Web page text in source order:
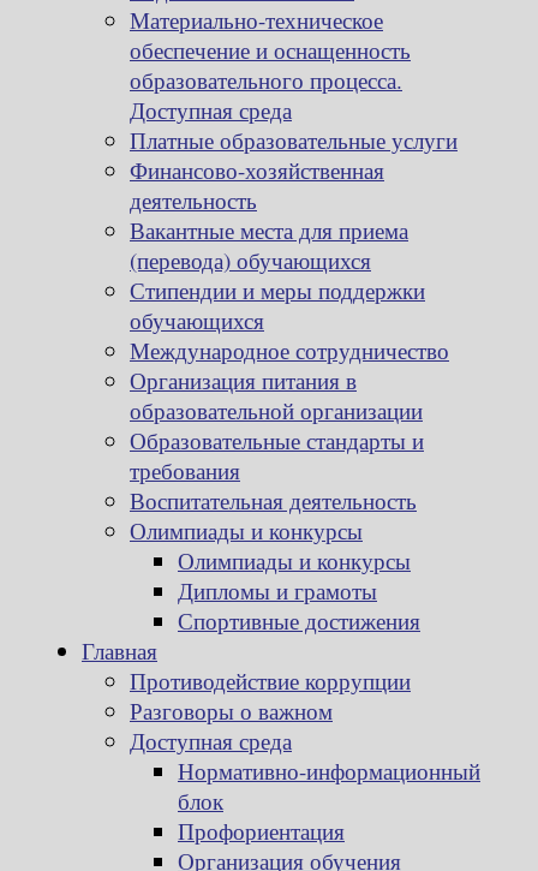
Материально-техническое
обеспечение и оснащенность
образовательного процесса.
Доступная среда
Платные образовательные услуги
Финансово-хозяйственная
деятельность
Вакантные места для приема
(перевода) обучающихся
Стипендии и меры поддержки
обучающихся
Международное сотрудничество
Организация питания в
образовательной организации
Образовательные стандарты и
требования
Воспитательная деятельность
Олимпиады и конкурсы
Олимпиады и конкурсы
Дипломы и грамоты
Спортивные достижения
Главная
Противодействие коррупции
Разговоры о важном
Доступная среда
Нормативно-информационный
блок
Профориентация
Организация обучения